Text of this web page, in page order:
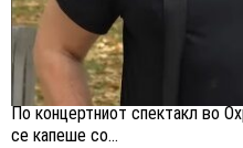
По концертниот спектакл во
се капеше со...